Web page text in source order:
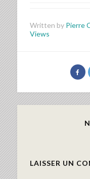
Written by Pierre
Views
LAISSER UN